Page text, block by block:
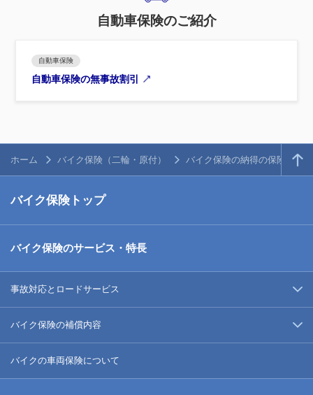
自動車保険のご紹介
自動車保険
自動車保険の無事故割引
ホーム バイク保険（二輪・原付） バイク保険の納得の保険料
バイク保険トップ
バイク保険のサービス・特長
事故対応とロードサービス
バイク保険の補償内容
バイクの車両保険について